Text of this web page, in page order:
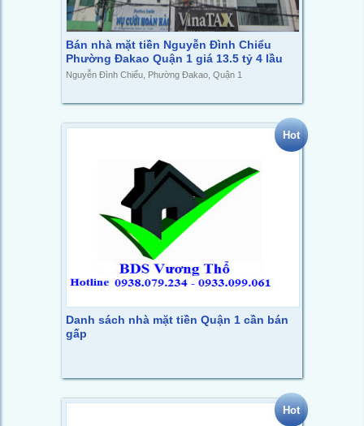
Bán nhà mặt tiền Nguyễn Đình Chiểu
Phường Đakao Quận 1 giá 13.5 tỷ 4 lầu
Nguyễn Đình Chiểu, Phường Đakao, Quận 1
Danh sách nhà mặt tiền Quận 1 cần bán
gấp
Hot
Hot